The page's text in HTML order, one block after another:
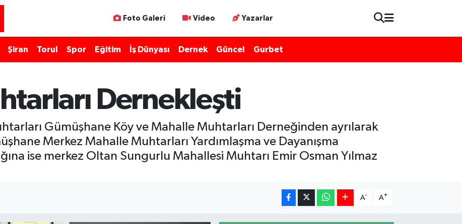
Foto Galeri Video Yazarlar
Şiran Torul Spor Eğitim İş Dünyası Dernek Güncel Gurbet
Dernekleşti
Gümüşhane Köy ve Mahalle Muhtarları Derneğinden ayrılarak
Merkez Mahalle Muhtarları Yardımlaşma ve Dayanışma
ise merkez Oltan Sungurlu Mahallesi Muhtarı Emir Osman Yılmaz
A- A+